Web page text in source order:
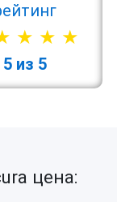
5 из 5
цена: